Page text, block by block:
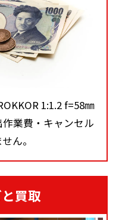
1:1.2 f=58㎜
業費・キャンセル
ん。